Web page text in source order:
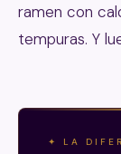
ramen con
tempuras. Y
✦ LA